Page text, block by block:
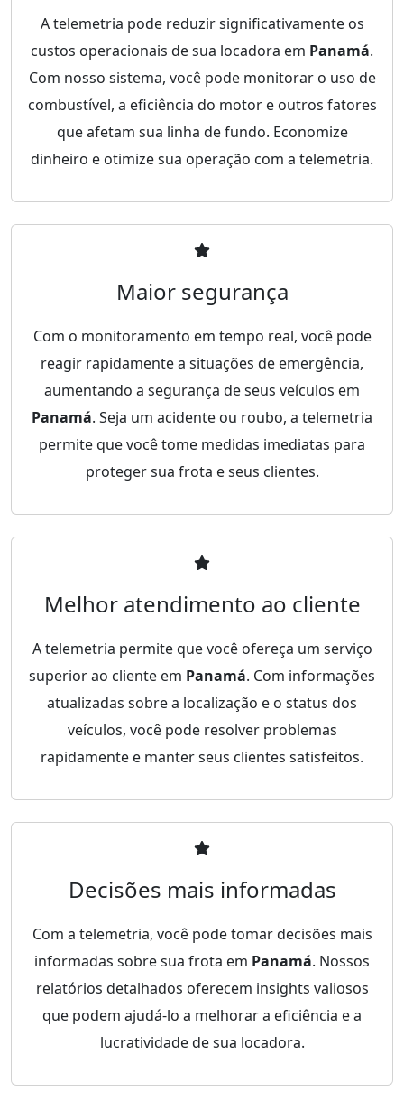
A telemetria pode reduzir significativamente os
custos operacionais de sua locadora em Panamá.
Com nosso sistema, você pode monitorar o uso de
combustível, a eficiência do motor e outros fatores
que afetam sua linha de fundo. Economize
dinheiro e otimize sua operação com a telemetria.
Maior segurança
Com o monitoramento em tempo real, você pode
reagir rapidamente a situações de emergência,
aumentando a segurança de seus veículos em
Panamá. Seja um acidente ou roubo, a telemetria
permite que você tome medidas imediatas para
proteger sua frota e seus clientes.
Melhor atendimento ao cliente
A telemetria permite que você ofereça um serviço
superior ao cliente em Panamá. Com informações
atualizadas sobre a localização e o status dos
veículos, você pode resolver problemas
rapidamente e manter seus clientes satisfeitos.
Decisões mais informadas
Com a telemetria, você pode tomar decisões mais
informadas sobre sua frota em Panamá. Nossos
relatórios detalhados oferecem insights valiosos
que podem ajudá-lo a melhorar a eficiência e a
lucratividade de sua locadora.